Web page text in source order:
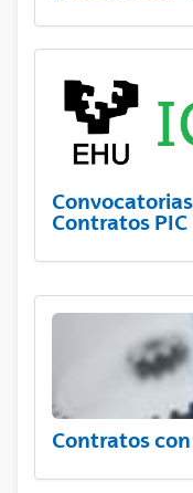
Contratos PIC
Contratos